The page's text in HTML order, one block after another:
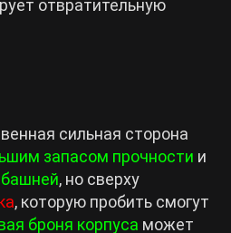
отвратительную
сильная сторона
запасом прочности и
, но сверху
, которую пробить смогут
броня корпуса может